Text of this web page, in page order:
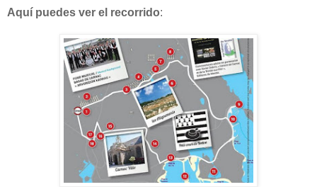
Aquí puedes ver el recorrido: